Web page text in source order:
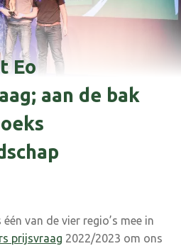
Eo
aan de bak
van de vier regio’s mee in
prijsvraag 2022/2023 om ons